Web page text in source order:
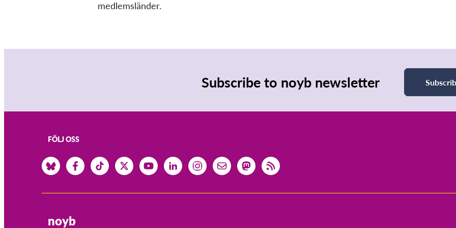
medlemsländer.
Subscribe to noyb newsletter
FÖLJ OSS
noyb